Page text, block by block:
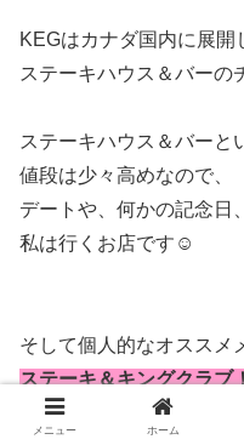
KEGはカナダ国内に展開
ステーキハウス＆バーの
ステーキハウス＆バーと
値段は少々高めなので、
デートや、何かの記念日
私は行くお店です☺
そして個人的なオススメ
ステーキ＆キングクラブ
※キングクラブは時期に
メニュー ホーム